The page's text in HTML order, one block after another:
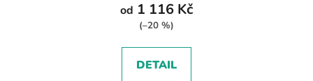
od 1 116 Kč
(–20 %)
DETAIL